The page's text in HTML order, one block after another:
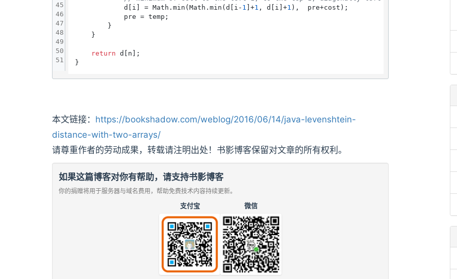
            d[i] = Math.min(Math.min(d[i-
1 ]+1 , d[i]+1 ),  pre+cost);
            pre = temp;
        }
    }
return d[n];
45
46
47
48
49
50
51
本文链接： https://bookshadow.com/weblog/2016/06/14/java-levenshtein-
distance-with-two-arrays/
请尊重作者的劳动成果，转载请注明出处！书影博客保留对文章的所有权利。
如果这篇博客对你有帮助，请支持书影博客
你的捐赠将用于服务器与域名费用，帮助免费技术内容持续更新。
支付宝 微信